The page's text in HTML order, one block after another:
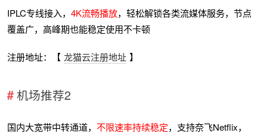
IPLC专线接入，4K流畅播放，轻松解锁各类流媒体服务，节点
覆盖广，高峰期也能稳定使用不卡顿
注册地址：【 龙猫云注册地址 】
机场推荐2
国内大宽带中转通道，不限速率持续稳定，支持奈飞Netflix，